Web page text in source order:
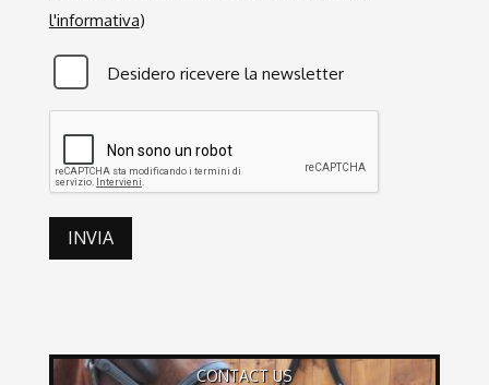
l'informativa)
NewsletterDesidero ricevere la newsletter
INVIA
CONTACT US